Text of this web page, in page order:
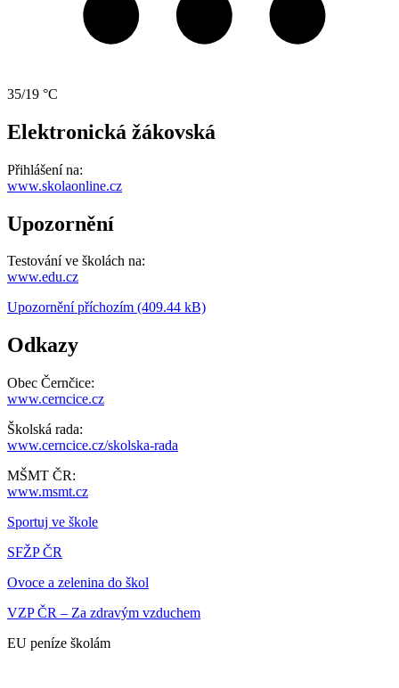
35/19 °C
Elektronická žákovská
Přihlášení na:
www.skolaonline.cz
Upozornění
Testování ve školách na:
www.edu.cz
Upozornění příchozím (409.44 kB)
Odkazy
Obec Černčice:
www.cerncice.cz
Školská rada:
www.cerncice.cz/skolska-rada
MŠMT ČR:
www.msmt.cz
Sportuj ve škole
SFŽP ČR
Ovoce a zelenina do škol
VZP ČR – Za zdravým vzduchem
EU peníze školám